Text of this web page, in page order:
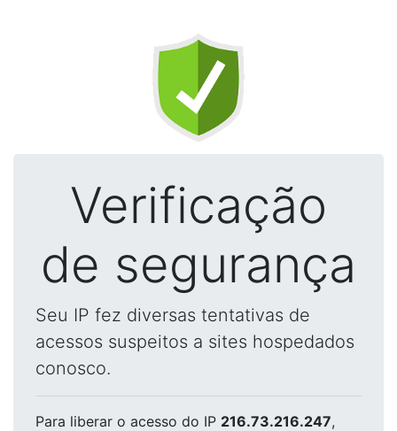
Verificação
de segurança
Seu IP fez diversas tentativas de
acessos suspeitos a sites hospedados
conosco.
Para liberar o acesso do IP 216.73.216.247,